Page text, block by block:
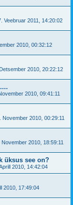
Veebruar 2011, 14:20:02
2010, 00:32:12
2010, 20:22:12
2010, 09:41:11
November 2010, 00:29:11
2010, 18:59:11
üksus see on?
2010, 14:42:04
2010, 17:49:04